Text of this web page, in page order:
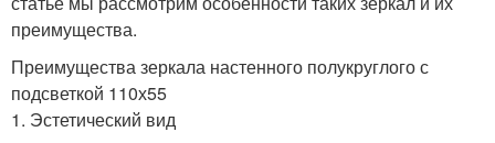
преимущества.
Преимущества зеркала настенного полукруглого с
подсветкой 110х55
1. Эстетический вид